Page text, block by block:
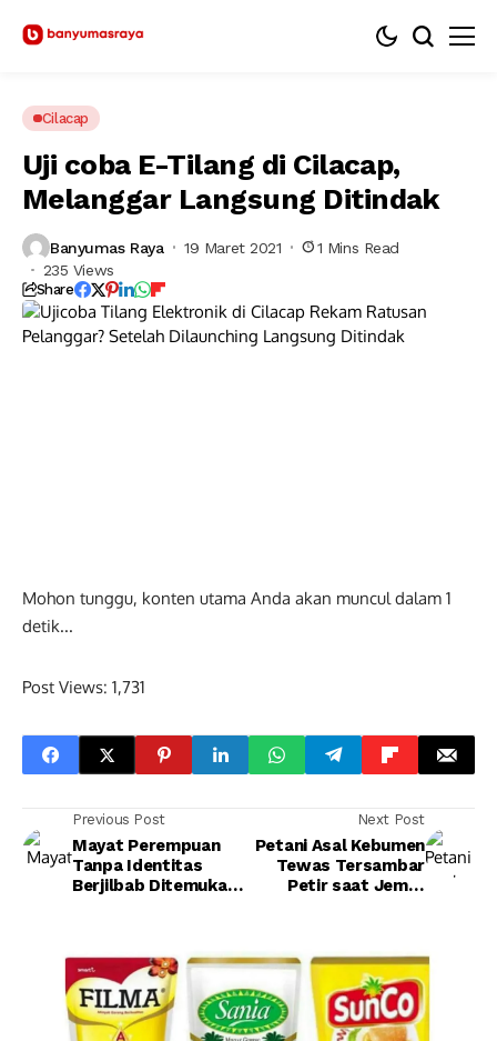
Cilacap
Uji coba E-Tilang di Cilacap,
Melanggar Langsung Ditindak
Banyumas Raya 19 Maret 2021
1 Mins Read
235 Views
Share
Mohon tunggu, konten utama Anda akan muncul dalam 0
detik...
Post Views: 1,731
Previous Post
Mayat Perempuan
Tanpa Identitas
Berjilbab Ditemukan
Next Post
Petani Asal Kebumen
Tewas Tersambar
Petir saat Jemur